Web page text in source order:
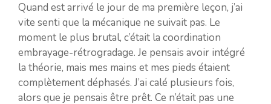
Quand est arrivé le jour de ma première leçon, j’ai
vite senti que la mécanique ne suivait pas. Le
moment le plus brutal, c’était la coordination
embrayage-rétrogradage. Je pensais avoir intégré
la théorie, mais mes mains et mes pieds étaient
complètement déphasés. J’ai calé plusieurs fois,
alors que je pensais être prêt. Ce n’était pas une